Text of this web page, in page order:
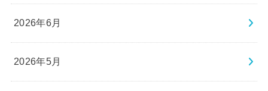
2026年6月
2026年5月